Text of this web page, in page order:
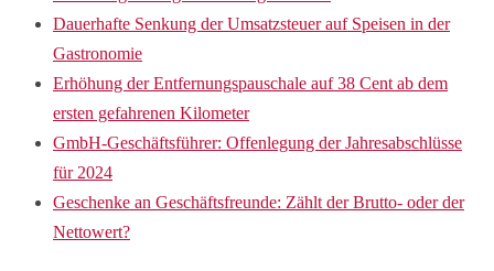
Dauerhafte Senkung der Umsatzsteuer auf Speisen in der
Gastronomie
Erhöhung der Entfernungspauschale auf 38 Cent ab dem
ersten gefahrenen Kilometer
GmbH-Geschäftsführer: Offenlegung der Jahresabschlüsse
für 2024
Geschenke an Geschäftsfreunde: Zählt der Brutto- oder der
Nettowert?